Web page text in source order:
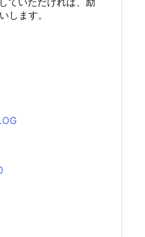
します。